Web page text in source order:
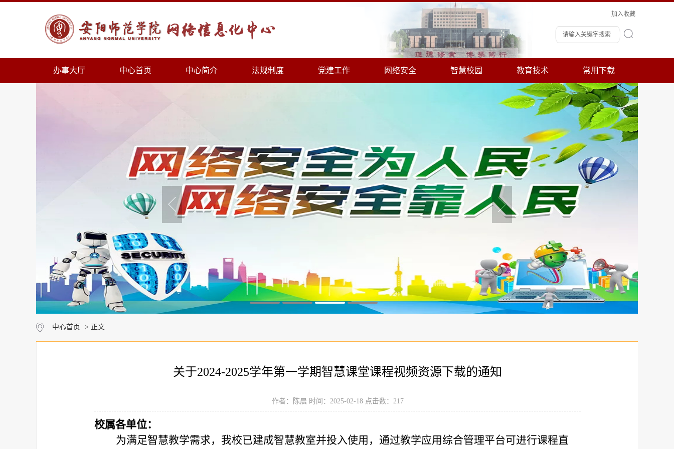
加入收藏
办事大厅 中心首页 中心简介 法规制度 党建工作 网络安全 智慧校园 教育技术 常用下载
中心首页 > 正文
关于2024-2025学年第一学期智慧课堂课程视频资源下载的通知
作者：陈晨 时间：2025-02-18 点击数： 217
校属各单位：
为满足智慧教学需求，我校已建成智慧教室并投入使用，通过教学应用综合管理平台可进行课程直